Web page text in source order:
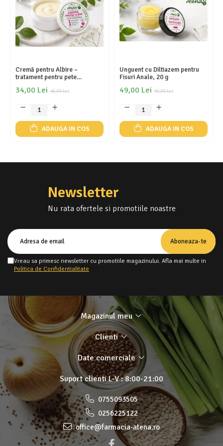
Cantitate: 50 ml
Preparat magistral realizat în Farmacia Atena, conform standardelor
farmaceutice.
Soluția antimicotică SABOURAUD reprezintă o alegere eficientă
fungice, oferind rezultate vizibile prin utilizare constantă.
Cremă pentru Albire –
tratament pentru pete
48,00 Lei
34,00 Lei
ADAUGA IN COS
Unguent cu Diltiazem pentru
Fisuri Anale, 20 g
60,00 Lei
49,00 Lei
ADAUGA IN COS
Newsletter
Nu rata ofertele si promotiile noastre
Vreau sa primesc newsletter cu promotiile magazinului. Afla mai multe in
Politica de Confidentialitate
Magazinul meu
Clienti
Date comerciale
Suport clientiL-V : 8:00-21:00
0755093505
0256225122
office@farmacia-atena.ro